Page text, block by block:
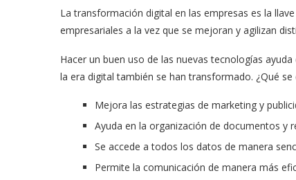
La transformación digital en las empresas es la
empresariales a la vez que se mejoran y agilizan
Hacer un buen uso de las nuevas tecnologías
la era digital también se han transformado. ¿Qué
Mejora las estrategias de marketing y
Ayuda en la organización de documentos y
Se accede a todos los datos de manera
Permite la comunicación de manera más